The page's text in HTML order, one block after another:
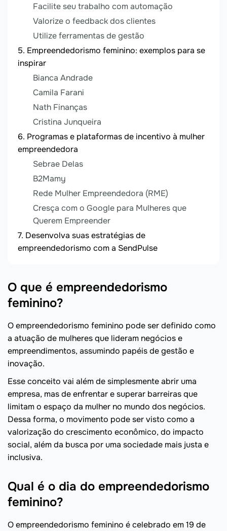
Facilite seu trabalho com automação
Valorize o feedback dos clientes
Utilize ferramentas de gestão
Empreendedorismo feminino: exemplos para se
inspirar
Bianca Andrade
Camila Farani
Nath Finanças
Cristina Junqueira
Programas e plataformas de incentivo à mulher
empreendedora
Sebrae Delas
B2Mamy
Rede Mulher Empreendedora (RME)
Cresça com o Google para Mulheres que
Querem Empreender
Desenvolva suas estratégias de
empreendedorismo com a SendPulse
O que é empreendedorismo
feminino?
O empreendedorismo feminino pode ser definido como
a atuação de mulheres que lideram negócios e
empreendimentos, assumindo papéis de gestão e
inovação.
Esse conceito vai além de simplesmente abrir uma
empresa, mas de enfrentar e superar barreiras que
limitam o espaço da mulher no mundo dos negócios.
Dessa forma, o movimento pode ser visto como a
valorização do crescimento econômico, do impacto
social, além da busca por uma sociedade mais justa e
inclusiva.
Qual é o dia do empreendedorismo
feminino?
O empreendedorismo feminino é celebrado em 19 de